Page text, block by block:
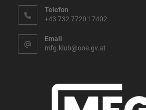
Telefon
+43 732 7720 17402
Email
mfg.klub@ooe.gv.at